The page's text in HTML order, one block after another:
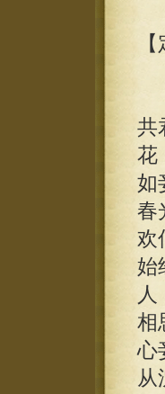
共
花
如
春
欢
始
人
相
心
从